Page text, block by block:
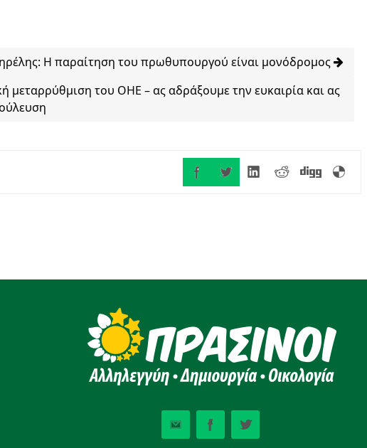
Η παραίτηση του πρωθυπουργού είναι μονόδρομος
μεταρρύθμιση του ΟΗΕ – ας αδράξουμε την ευκαιρία και ας